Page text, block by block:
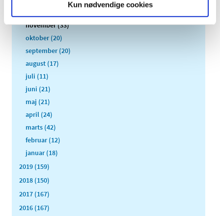
Kun nødvendige cookies
november (33)
oktober (20)
september (20)
august (17)
juli (11)
juni (21)
maj (21)
april (24)
marts (42)
februar (12)
januar (18)
2019 (159)
2018 (150)
2017 (167)
2016 (167)